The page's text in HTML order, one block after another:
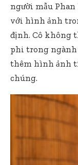
người mẫu Phan
với hình ảnh
định. Cô không
phi trong
thêm hình ảnh
chúng.